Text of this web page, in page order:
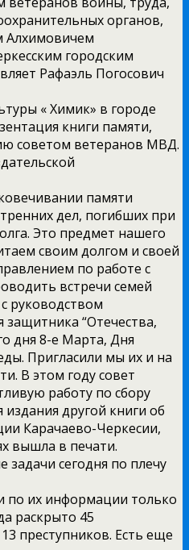
органов,
Алхимовичем
городским
Рафаэль Погосович
« Химик» в городе
книги памяти,
советом ветеранов МВД.
памяти
дел, погибших при
Это предмет нашего
своим долгом и своей
по работе с
встречи семей
руководством
защитника “Отечества,
дня 8-е Марта, Дня
Пригласили мы их и на
В этом году совет
работу по сбору
другой книги об
Карачаево-Черкесии,
вышла в печати.
задачи сегодня по плечу
по их информации только
раскрыто 45
преступников. Есть еще